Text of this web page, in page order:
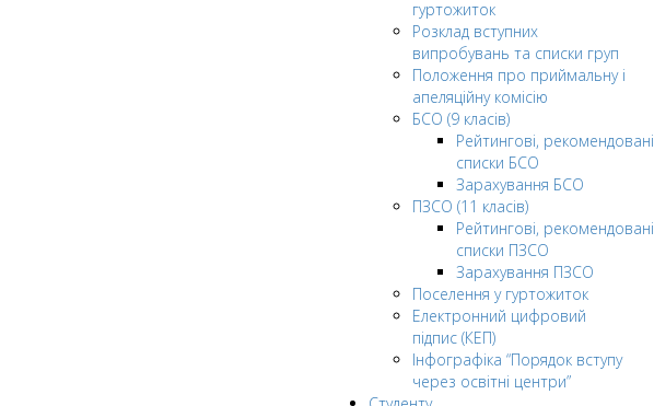
гуртожиток
Розклад вступних
випробувань та списки груп
Положення про приймальну і
апеляційну комісію
БСО (9 класів)
Рейтингові, рекомендовані
списки БСО
Зарахування БСО
ПЗСО (11 класів)
Рейтингові, рекомендовані
списки ПЗСО
Зарахування ПЗСО
Поселення у гуртожиток
Електронний цифровий
підпис (КЕП)
Інфографіка “Порядок вступу
через освітні центри”